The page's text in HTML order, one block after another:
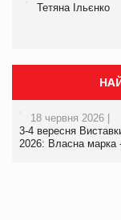
Тетяна Ільєнко
18 червня 2026 |
3-4 вересня
2026: Власна марка